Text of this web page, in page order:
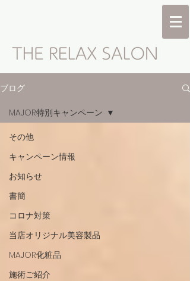
ブログ
その他
キャンペーン情報
お知らせ
書簡
コロナ対策
当店オリジナル美容製品
MAJOR化粧品
施術ご紹介
MAJOR特別キャンペーン